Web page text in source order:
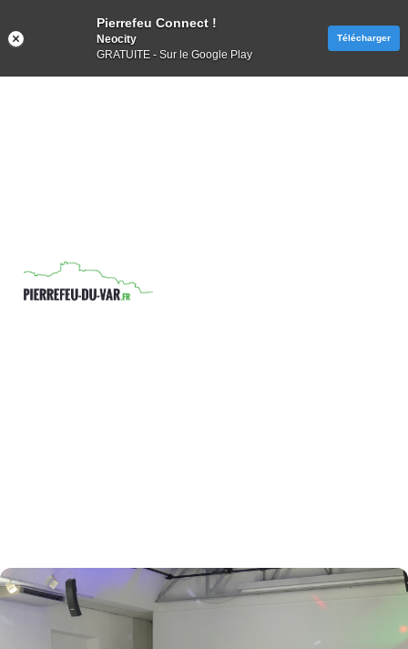
Pierrefeu Connect !
Neocity
GRATUITE - Sur le Google Play
Télécharger